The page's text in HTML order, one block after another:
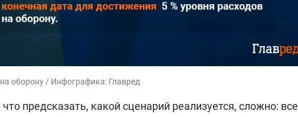
оборону / Инфографика: Главред
предсказать, какой сценарий реализуется, сложно: все